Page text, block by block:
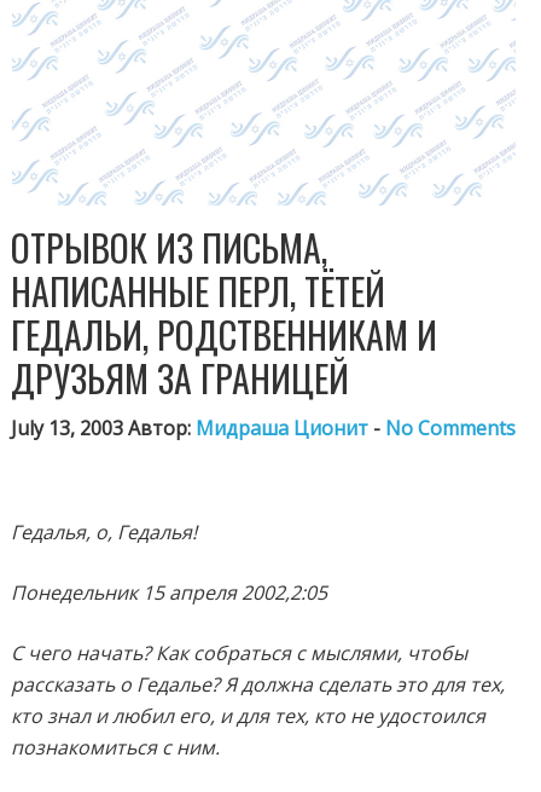
ОТРЫВОК ИЗ ПИСЬМА,
НАПИСАННЫЕ ПЕРЛ, ТЁТЕЙ
ГЕДАЛЬИ, РОДСТВЕННИКАМ И
ДРУЗЬЯМ ЗА ГРАНИЦЕЙ
July 13, 2003 Автор: Мидраша Ционит - No Comments
Гедалья, о, Гедалья!
Понедельник 15 апреля 2002,2:05
С чего начать? Как собраться с мыслями, чтобы
рассказать о Гедалье? Я должна сделать это для тех,
кто знал и любил его, и для тех, кто не удостоился
познакомиться с ним.